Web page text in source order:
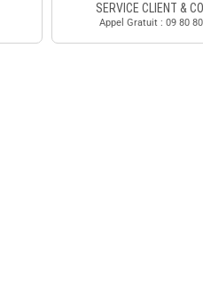
SERVICE CLIENT &
Appel Gratuit : 09 80